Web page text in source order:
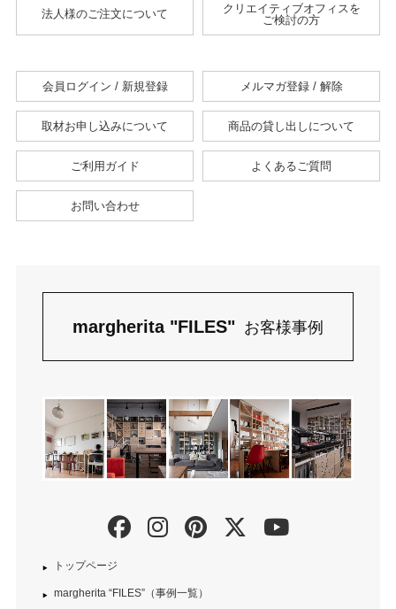
法人様のご注文について
クリエイティブオフィスを
ご検討の方
会員ログイン / 新規登録 メルマガ登録 / 解除
取材お申し込みについて 商品の貸し出しについて
ご利用ガイド よくあるご質問
お問い合わせ
margherita "FILES" お客様事例
トップページ
margherita “FILES”（事例一覧）